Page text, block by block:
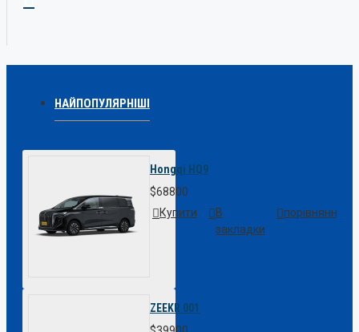
НАЙПОПУЛЯРНІШІ
Hongqi HQ9
$68800
Купити
В
закладки
порівняння
ZEEKR 001